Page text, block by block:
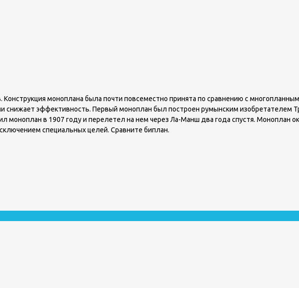
моноплана была почти повсеместно принята по сравнению с
эффективность. Первый моноплан был построен румынским изобретателем
моноплан в 1907 году и перелетел на нем через Ла-Манш два года спустя. Моноплан
специальных целей. Сравните биплан.